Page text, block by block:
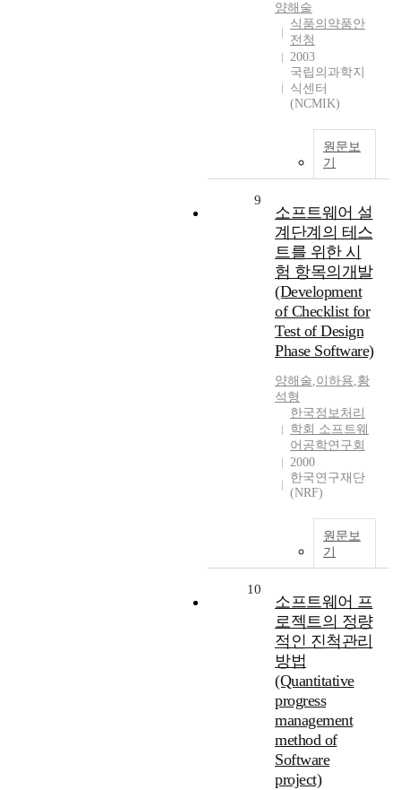
양해술
식품의약품안
전청
2003
국립의과학지
식센터
(NCMIK)
원문보
기
9
소프트웨어 설
계단계의 테스
트를 위한 시
험 항목의개발
(Development
of Checklist for
Test of Design
Phase Software)
양해술,이하용,황
석형
한국정보처리
학회 소프트웨
어공학연구회
2000
한국연구재단
(NRF)
원문보
기
10
소프트웨어 프
로젝트의 정량
적인 진척관리
방법
(Quantitative
progress
management
method of
Software
project)